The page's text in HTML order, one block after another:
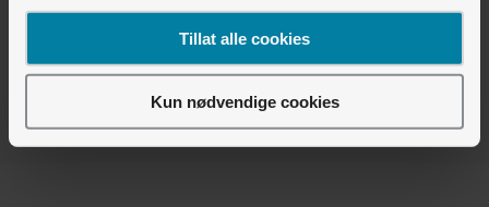
Tillat alle cookies
Kun nødvendige cookies
Finner du ikke det du leter etter?
Vi er pålogget - chat med oss